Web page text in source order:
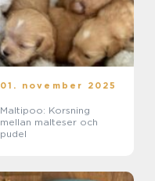
01. november 2025
Maltipoo: Korsning
mellan malteser och
pudel